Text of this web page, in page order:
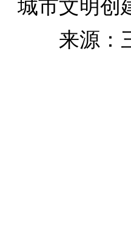
城市文明创
来源：三